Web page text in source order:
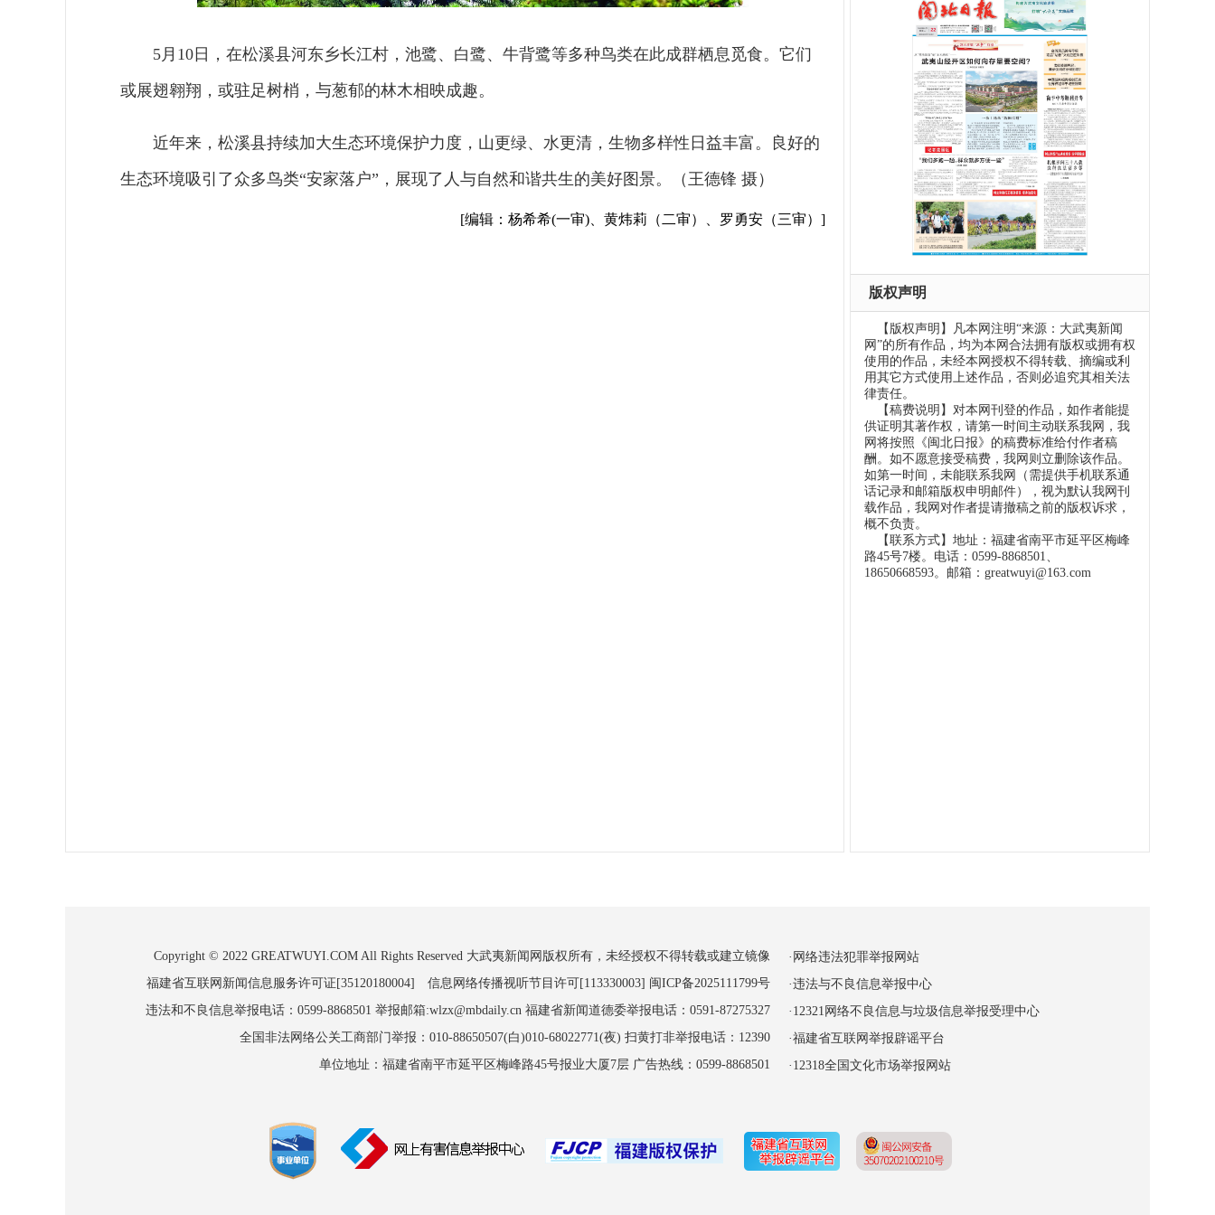
5月10日，在松溪县河东乡长江村，池鹭、白鹭、牛背鹭等多种鸟类在此成群栖息觅食。它们
或展翅翱翔，或驻足树梢，与葱郁的林木相映成趣。
近年来，松溪县持续加大生态环境保护力度，山更绿、水更清，生物多样性日益丰富。良好的
生态环境吸引了众多鸟类“安家落户”，展现了人与自然和谐共生的美好图景。（王德锋 摄）
[编辑：杨希希(一审)、黄炜莉（二审）、罗勇安（三审）]
版权声明
【版权声明】凡本网注明“来源：大武夷新闻
网”的所有作品，均为本网合法拥有版权或拥有权
使用的作品，未经本网授权不得转载、摘编或利
用其它方式使用上述作品，否则必追究其相关法
律责任。
【稿费说明】对本网刊登的作品，如作者能提
供证明其著作权，请第一时间主动联系我网，我
网将按照《闽北日报》的稿费标准给付作者稿
酬。如不愿意接受稿费，我网则立删除该作品。
如第一时间，未能联系我网（需提供手机联系通
话记录和邮箱版权申明邮件），视为默认我网刊
载作品，我网对作者提请撤稿之前的版权诉求，
概不负责。
【联系方式】地址：福建省南平市延平区梅峰
路45号7楼。电话：0599-8868501、
18650668593。邮箱：greatwuyi@163.com
Copyright © 2022 GREATWUYI.COM All Rights Reserved 大武夷新闻网版权所有，未经授权不得转载或建立镜像
福建省互联网新闻信息服务许可证[35120180004] 信息网络传播视听节目许可[113330003] 闽ICP备2025111799号
违法和不良信息举报电话：0599-8868501 举报邮箱:wlzx@mbdaily.cn 福建省新闻道德委举报电话：0591-87275327
全国非法网络公关工商部门举报：010-88650507(白)010-68022771(夜) 扫黄打非举报电话：12390
单位地址：福建省南平市延平区梅峰路45号报业大厦7层 广告热线：0599-8868501
·网络违法犯罪举报网站
·违法与不良信息举报中心
·12321网络不良信息与垃圾信息举报受理中心
·福建省互联网举报辟谣平台
·12318全国文化市场举报网站